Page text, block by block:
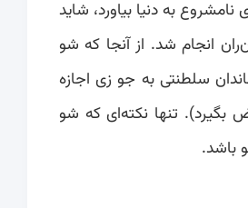
به دنیا بیاورد، شاید
انجام شد. از آنجا که شو
سلطنتی به جو زی اجازه
بگیرد). تنها نکته‌ای که شو
باشد.